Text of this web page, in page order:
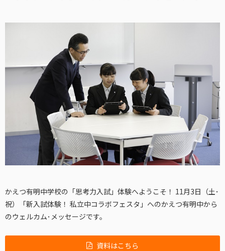
かえつ有明中学校の「思考力入試」体験へようこそ！ 11月3日（土･
祝）「新入試体験！ 私立中コラボフェスタ」へのかえつ有明中から
のウェルカム･メッセージです。
資料はこちら